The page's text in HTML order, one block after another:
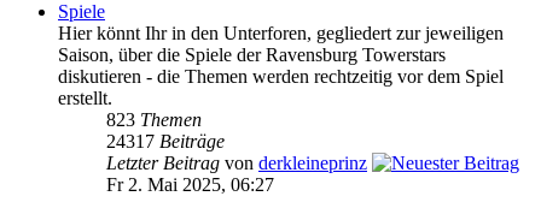
Spiele
Hier könnt Ihr in den Unterforen, gegliedert zur jeweiligen
Saison, über die Spiele der Ravensburg Towerstars
diskutieren - die Themen werden rechtzeitig vor dem Spiel
erstellt.
823 Themen
24317 Beiträge
Letzter Beitrag von derkleineprinz
Fr 2. Mai 2025, 06:27